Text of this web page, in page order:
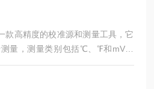
款高精度的校准源和测量工具，它
量，测量类别包括℃、℉和mV信